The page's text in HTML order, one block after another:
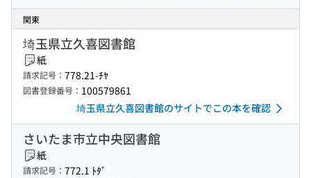
関東
埼玉県立久喜図書館
紙
請求記号： 778.21-ﾁﾔ
図書登録番号： 100579861
埼玉県立久喜図書館のサイトでこの本を確認
さいたま市立中央図書館
紙
請求記号： 772.1 ﾄﾀﾞ